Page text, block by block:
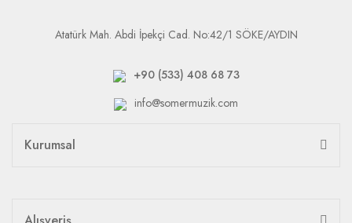
Atatürk Mah. Abdi İpekçi Cad. No:42/1 SÖKE/AYDIN
+90 (533) 408 68 73
info@somermuzik.com
Kurumsal